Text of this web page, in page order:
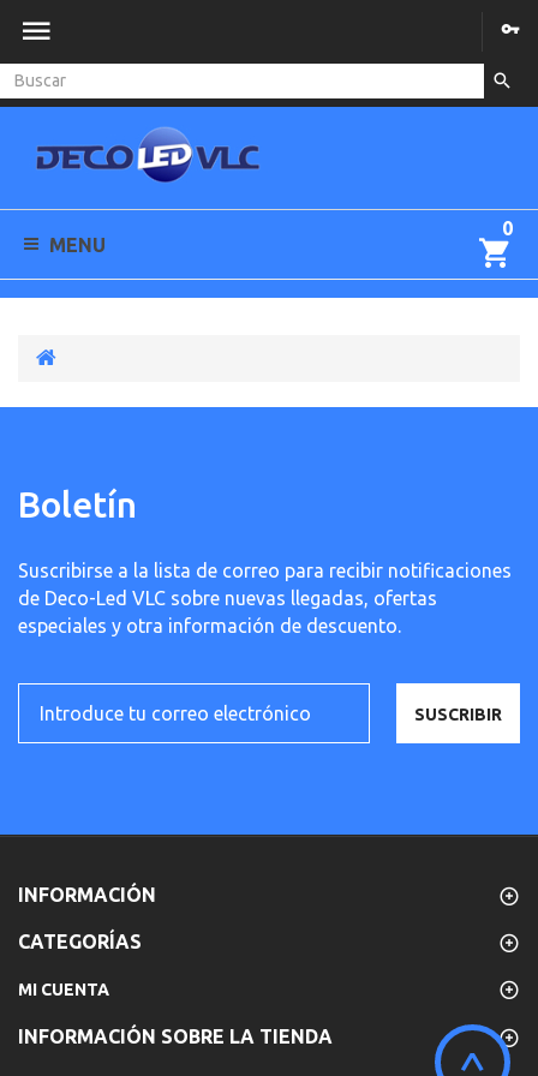
0
MENU
Boletín
Suscribirse a la lista de correo para recibir notificaciones
de Deco-Led VLC sobre nuevas llegadas, ofertas
especiales y otra información de descuento.
SUSCRIBIR
INFORMACIÓN
CATEGORÍAS
MI CUENTA
INFORMACIÓN SOBRE LA TIENDA